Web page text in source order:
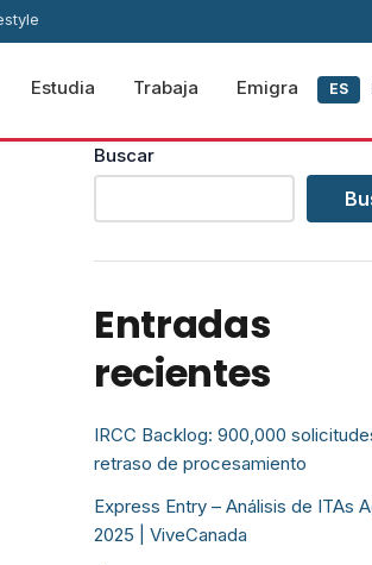
Estudia Trabaja Emigra ES
Buscar
Entradas
recientes
IRCC Backlog: 900,000
retraso de procesamiento
Express Entry – Análisis de ITAs
2025 | ViveCanada